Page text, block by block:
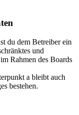
du dem Betreiber ein
und
Rahmen des Boards
a bleibt auch
bestehen.